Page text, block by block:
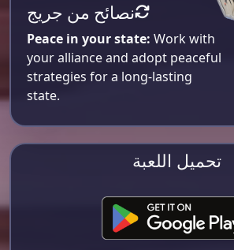
نصائح من جريج
Peace in your state: Work with
your alliance and adopt peaceful
strategies for a long-lasting
state.
تحميل اللعبة